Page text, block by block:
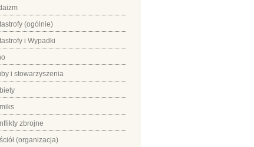
(ogólnie)
i Wypadki
i stowarzyszenia
zbrojne
(organizacja)